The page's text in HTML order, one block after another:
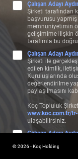
Çalışan Adayı
Şirketi tarafından
başvurusu
memnuniyetimin
gelişimime ilişkin
tarafımla bu
Çalışan Adayı
Şirketi ile
edilen kimlik,
Kuruluşlarında
değerlendirilme
paylaşılmasını
Koç Topluluk
www.koc.com.tr/
ulaşabilirsiniz.
Çalışan Adayı
başvuru
ve bu çerçeve
© 2026 - Koç Holding